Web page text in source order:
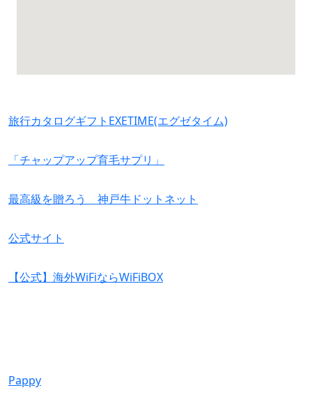
旅行カタログギフトEXETIME(エグゼタイム)
「チャップアップ育毛サプリ」
最高級を贈ろう 神戸牛ドットネット
公式サイト
【公式】海外WiFiならWiFiBOX
Pappy